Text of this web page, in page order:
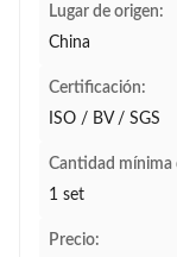
Lugar de origen:
China
Certificación:
ISO / BV / SGS
Cantidad mínima
1 set
Precio: